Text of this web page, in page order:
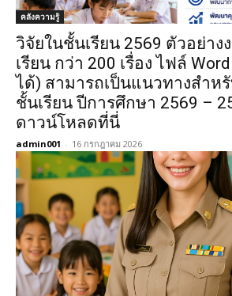
คลังความรู้
วิจัยในชั้นเรียน 2569 ตัวอย่าง
เรียน กว่า 200 เรื่อง ไฟล์
ได้) สามารถเป็นแนวทางสำห
ชั้นเรียน ปีการศึกษา 2569 –
ดาวน์โหลดที่นี่
admin001 - 16 กรกฎาคม 2026